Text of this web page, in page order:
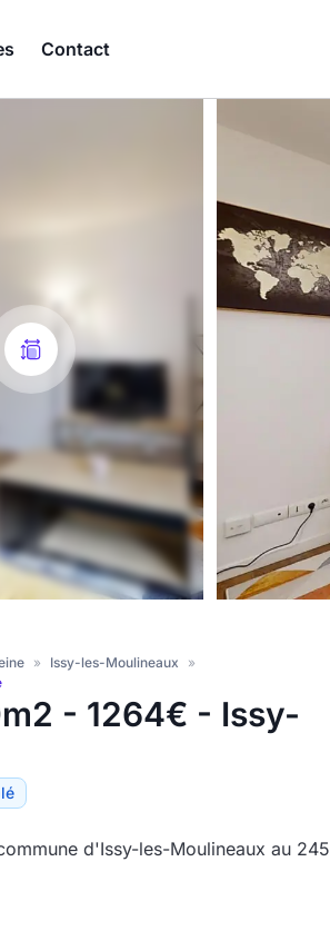
Contact
» Issy-les-Moulineaux
»
- 1264€ - Issy-
d'Issy-les-Moulineaux au 245